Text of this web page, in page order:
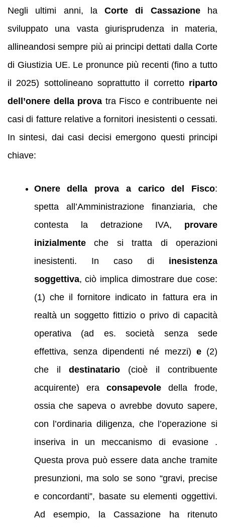
Negli ultimi anni, laCorte di Cassazioneha
sviluppato una vasta giurisprudenza in materia,
allineandosi sempre più ai principi dettati dalla Corte
di Giustizia UE. Le pronunce più recenti (fino a tutto
il 2025) sottolineano soprattutto il corretto riparto
dell’onere della prova tra Fisco e contribuente nei
casi di fatture relative a fornitori inesistenti o cessati.
In sintesi, dai casi decisi emergono questi principi
chiave:
Onere della prova a carico del Fisco:
spetta all’Amministrazione finanziaria, che
contesta la detrazione IVA, provare
inizialmenteche si tratta di operazioni
inesistenti. In caso di inesistenza
soggettiva, ciò implica dimostrare due cose:
(1) che il fornitore indicato in fattura era in
realtà un soggetto fittizio o privo di capacità
operativa (ad es. società senza sede
effettiva, senza dipendenti né mezzi) e(2)
che il destinatario(cioè il contribuente
acquirente) era consapevoledella frode,
ossia che sapeva o avrebbe dovuto sapere,
con l’ordinaria diligenza, che l’operazione si
inseriva in un meccanismo di evasione .
Questa prova può essere data anche tramite
presunzioni, ma solo se sono “gravi, precise
e concordanti”, basate su elementi oggettivi.
Ad esempio, la Cassazione ha ritenuto